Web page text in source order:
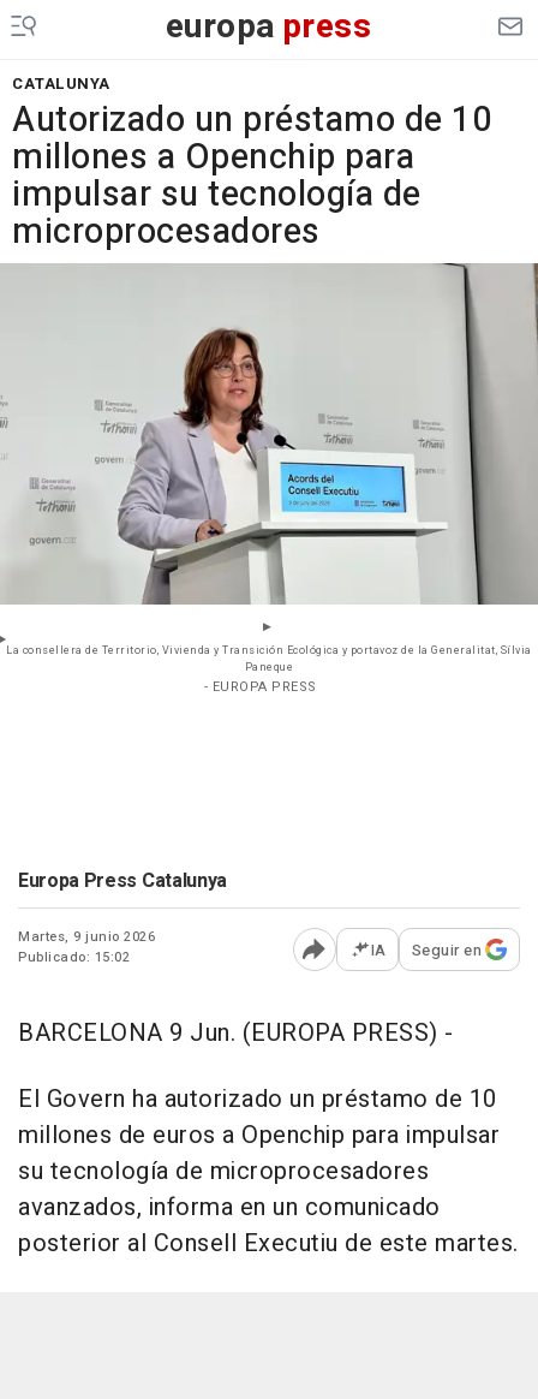
europa press
CATALUNYA
Autorizado un préstamo de 10
millones a Openchip para
impulsar su tecnología de
microprocesadores
La consellera de Territorio, Vivienda y Transición Ecológica y portavoz de la Generalitat, Sílvia
Paneque
- EUROPA PRESS
Europa Press Catalunya
Martes, 9 junio 2026
Publicado: 15:02
Abrir opciones para
IA Seguir en
BARCELONA 9 Jun. (EUROPA PRESS) -
El Govern ha autorizado un préstamo de 10
millones de euros a Openchip para impulsar
su tecnología de microprocesadores
avanzados, informa en un comunicado
posterior al Consell Executiu de este martes.